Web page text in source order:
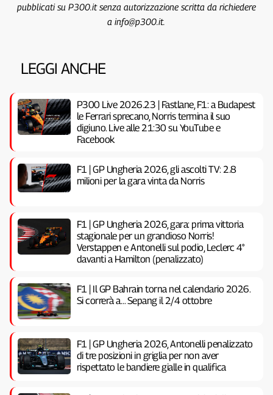
pubblicati su P300.it senza autorizzazione scritta da richiedere
a info@p300.it.
LEGGI ANCHE
P300 Live 2026.23 | Fastlane, F1: a Budapest
le Ferrari sprecano, Norris termina il suo
digiuno. Live alle 21:30 su YouTube e
Facebook
F1 | GP Ungheria 2026, gli ascolti TV: 2.8
milioni per la gara vinta da Norris
F1 | GP Ungheria 2026, gara: prima vittoria
stagionale per un grandioso Norris!
Verstappen e Antonelli sul podio, Leclerc 4°
davanti a Hamilton (penalizzato)
F1 | Il GP Bahrain torna nel calendario 2026.
Si correrà a… Sepang il 2/4 ottobre
F1 | GP Ungheria 2026, Antonelli penalizzato
di tre posizioni in griglia per non aver
rispettato le bandiere gialle in qualifica